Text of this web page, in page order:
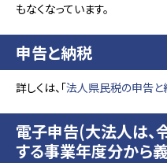
もなくなっています。
申告と納税
詳しくは、「法人県民税の申告と
電子申告(大法人は
する事業年度分から